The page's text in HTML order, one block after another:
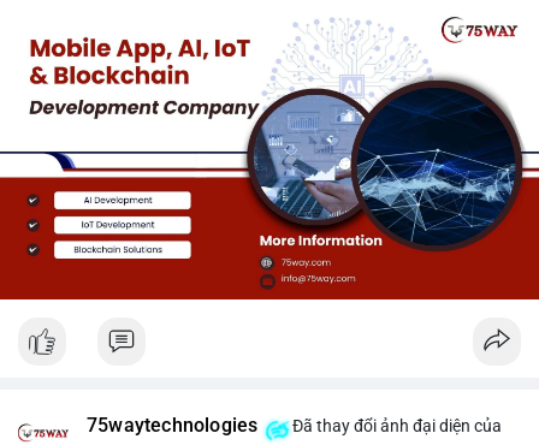
75waytechnologies
Đã thay đổi ảnh đại diện của